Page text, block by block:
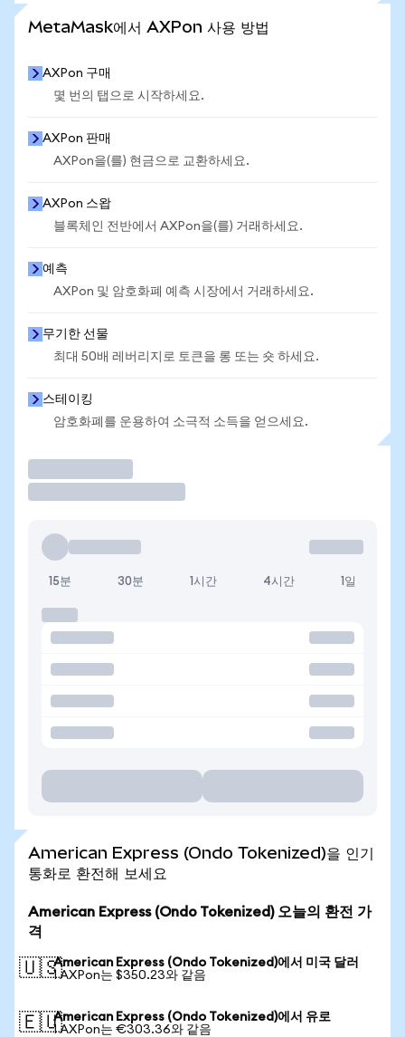
MetaMask에서 AXPon 사용 방법
AXPon 구매
몇 번의 탭으로 시작하세요.
AXPon 판매
AXPon을(를) 현금으로 교환하세요.
AXPon 스왑
블록체인 전반에서 AXPon을(를) 거래하세요.
예측
AXPon 및 암호화폐 예측 시장에서 거래하세요.
무기한 선물
최대 50배 레버리지로 토큰을 롱 또는 숏 하세요.
스테이킹
암호화폐를 운용하여 소극적 소득을 얻으세요.
15분 30분 1시간 4시간 1일
American Express (Ondo Tokenized)을 인기
통화로 환전해 보세요
American Express (Ondo Tokenized) 오늘의 환전 가
격
🇺🇸American Express (Ondo Tokenized)에서 미국 달러
1 AXPon는 $350.23와 같음
🇪🇺American Express (Ondo Tokenized)에서 유로
1 AXPon는 €303.36와 같음